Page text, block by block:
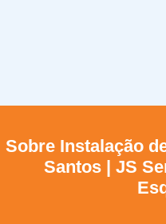
Sobre Instalação
Santos | JS